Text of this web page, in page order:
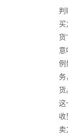
判
买
货
意
例
务
货
这
收
卖